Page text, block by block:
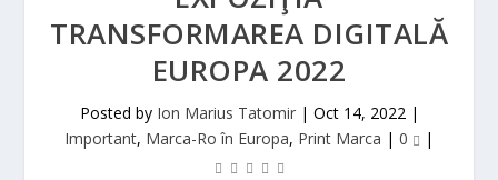
TRANSFORMAREA DIGITALĂ
EUROPA 2022
Posted by Ion Marius Tatomir| Oct 14, 2022|
Important, Marca-Ro în Europa, Print Marca | 0 |